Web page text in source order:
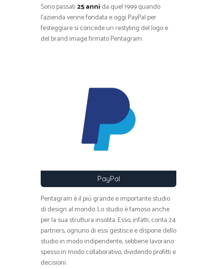
Sono passati 25 anni da quel 1999 quando
l’azienda venne fondata e oggi PayPal per
festeggiare si concede un restyling del logo e
del brand image firmato Pentagram.
PayPal
Pentagram è il più grande e importante studio
di design al mondo. Lo studio è famoso anche
per la sua struttura insolita. Esso, infatti, conta 24
partners, ognuno di essi gestisce e dispone dello
studio in modo indipendente, sebbene lavorano
spesso in modo collaborativo, dividendo profitti e
decisioni.